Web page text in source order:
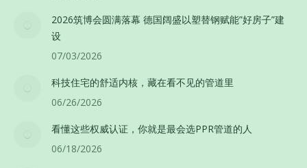
2026筑博会圆满落幕 德国阔盛以塑替钢赋能”好房子”建
设
07/03/2026
科技住宅的舒适内核，藏在看不见的管道里
06/26/2026
看懂这些权威认证，你就是最会选PPR管道的人
06/18/2026